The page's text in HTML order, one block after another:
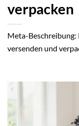
verpacken
Meta-Beschreibung:
versenden und